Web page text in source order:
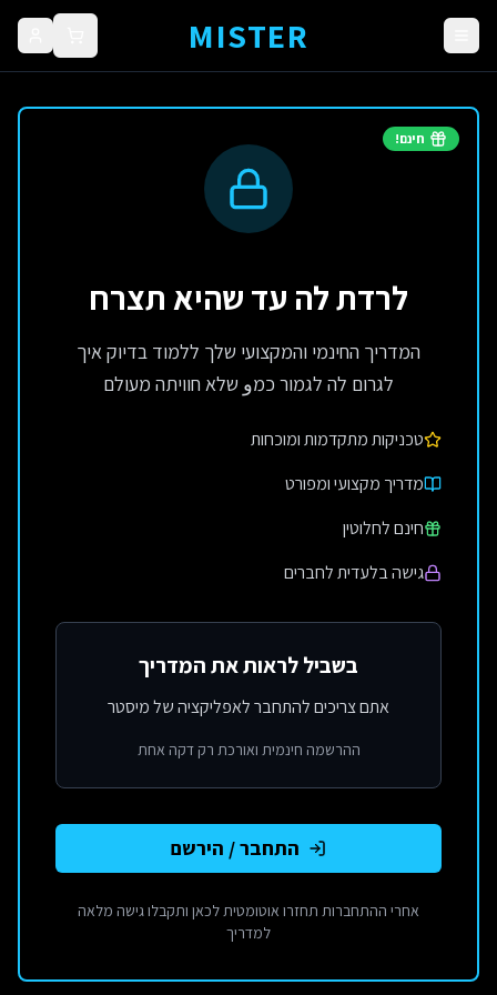
MISTER
חינם!
לרדת לה עד שהיא תצרח
המדריך החינמי והמקצועי שלך ללמוד בדיוק איך
לגרום לה לגמור כמو שלא חוויתה מעולם
טכניקות מתקדמות ומוכחות
מדריך מקצועי ומפורט
חינם לחלוטין
גישה בלעדית לחברים
בשביל לראות את המדריך
אתם צריכים להתחבר לאפליקציה של מיסטר
ההרשמה חינמית ואורכת רק דקה אחת
התחבר / הירשם
אחרי ההתחברות תחזרו אוטומטית לכאן ותקבלו גישה מלאה
למדריך